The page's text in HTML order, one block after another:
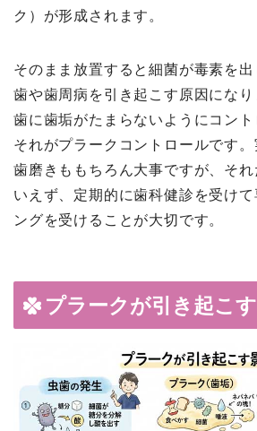
ク）が形成されます。
そのまま放置すると細菌が毒素を
歯や歯周病を引き起こす原因になり
歯に歯垢がたまらないようにコント
それがプラークコントロールです。
歯磨きももちろん大事ですが、そ
いえず、定期的に歯科健診を受け
ングを受けることが大切です。
プラークが引き起こ